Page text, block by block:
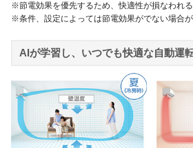
※節電効果を優先するため、快適性が損なわれ
※条件、設定によっては節電効果がでない場合
AIが学習し、いつでも快適な自動運